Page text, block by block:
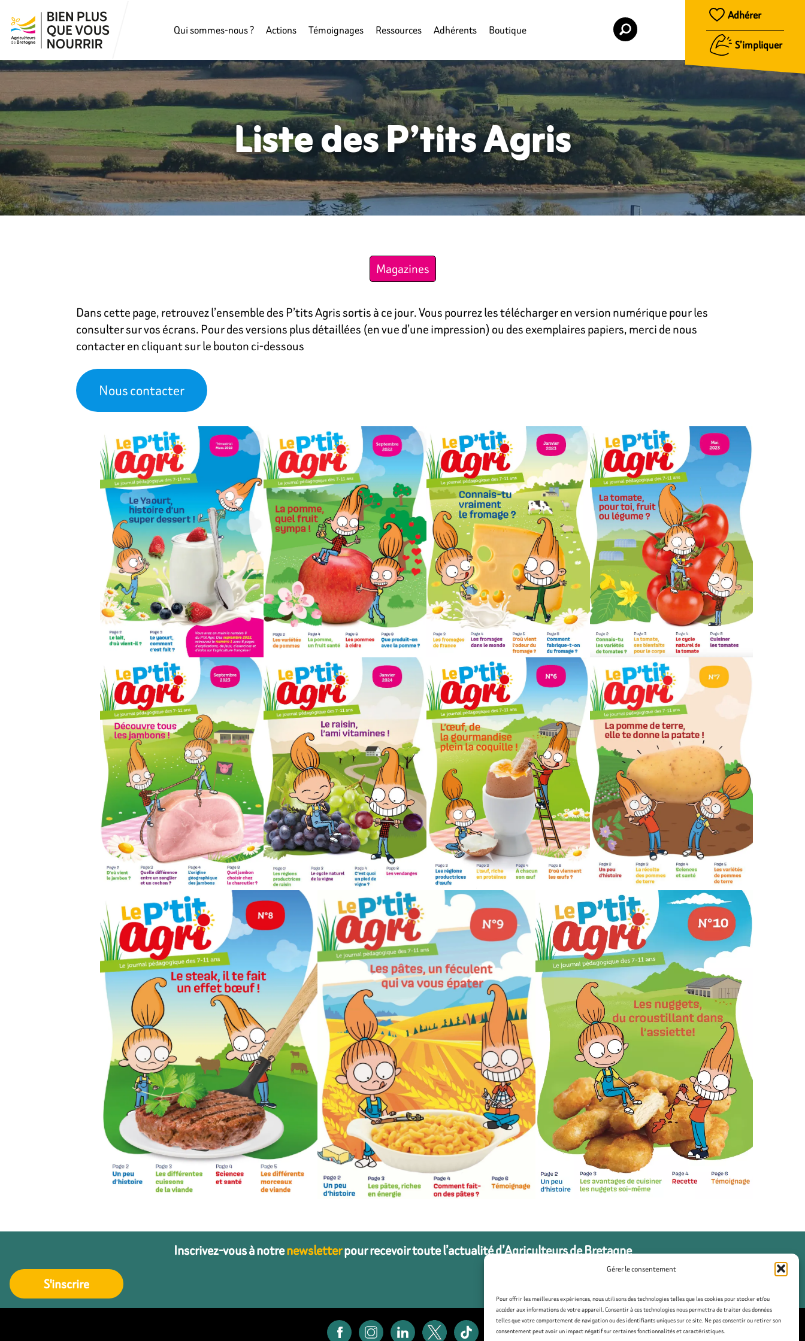
Gérer le consentement
Pour offrir les meilleures expériences, nous utilisons des technologies telles que les cookies pour stocker et/ou
accéder aux informations de votre appareil. Consentir à ces technologies nous permettra de traiter des données
telles que votre comportement de navigation ou des identifiants uniques sur ce site. Ne pas consentir ou retirer son
consentement peut avoir un impact négatif sur certaines fonctionnalités et caractéristiques.
Qui sommes-nous ? Actions Témoignages Ressources Adhérents Boutique
Adhérer
S’impliquer
Liste des P’tits Agris
Magazines
Dans cette page, retrouvez l’ensemble des P’tits Agris sortis à ce jour. Vous pourrez les télécharger en version numérique pour les
consulter sur vos écrans. Pour des versions plus détaillées (en vue d’une impression) ou des exemplaires papiers, merci de nous
contacter en cliquant sur le bouton ci-dessous
Nous contacter
Inscrivez-vous à notrenewsletterpour recevoir toute l’actualité d’Agriculteurs de Bretagne
S'inscrire